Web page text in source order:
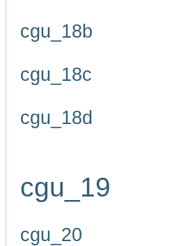
cgu_18b
cgu_18c
cgu_18d
cgu_19
cgu_20